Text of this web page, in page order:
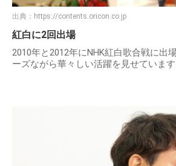
出典： https://contents.oricon.co.jp
紅白に2回出場
2010年と2012年にNHK紅白歌合戦に出
ーズながら華々しい活躍を見せています